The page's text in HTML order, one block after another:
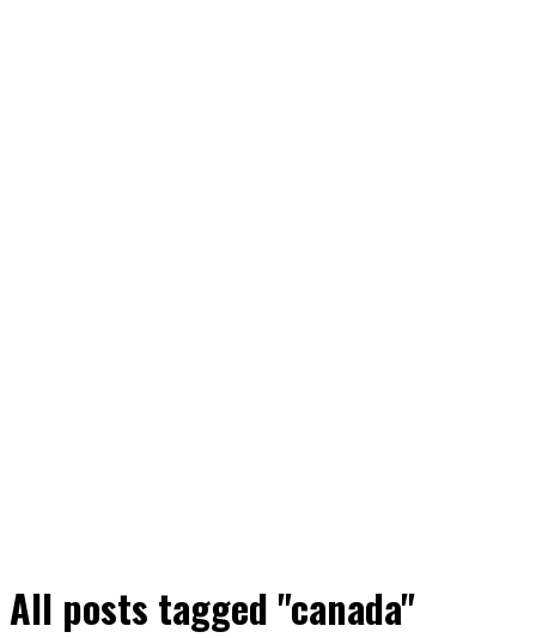
All posts tagged "canada"